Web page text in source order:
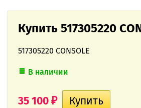
Купить 517305220
517305220 CONSOLE
В наличии
35 100 ₽